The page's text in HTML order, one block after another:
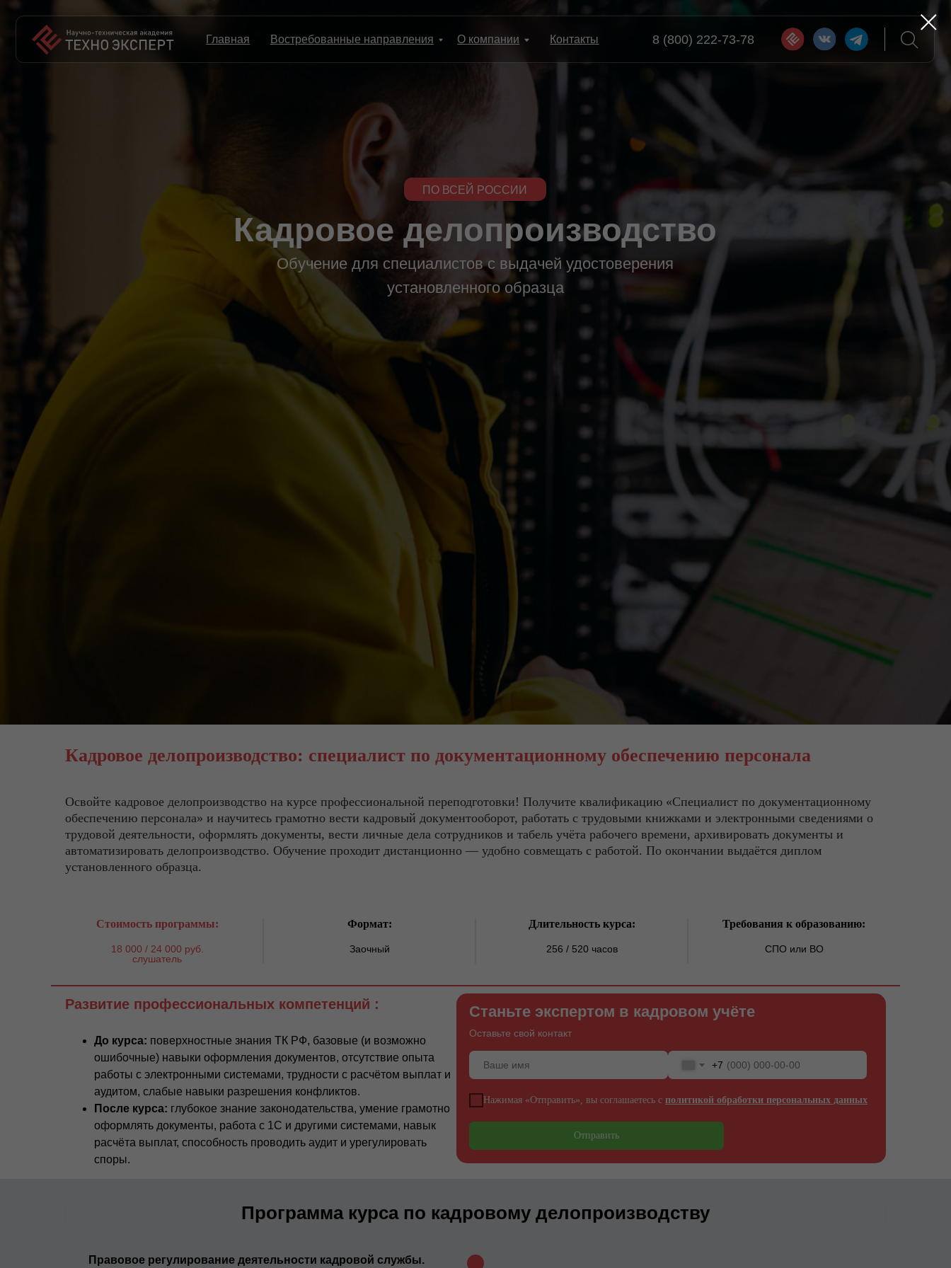
Главная Востребованные направления О компании Контакты 8 (800) 222-73-78
Кадровое делопроизводство
ПО ВСЕЙ РОССИИ
Обучение для специалистов с выдачей удостоверения
установленного образца
Кадровое делопроизводство: специалист по документационному обеспечению персонала
Освойте кадровое делопроизводство на курсе профессиональной переподготовки! Получите квалификацию «Специалист по документационному
обеспечению персонала» и научитесь грамотно вести кадровый документооборот, работать с трудовыми книжками и электронными сведениями о
трудовой деятельности, оформлять документы, вести личные дела сотрудников и табель учёта рабочего времени, архивировать документы и
автоматизировать делопроизводство. Обучение проходит дистанционно — удобно совмещать с работой. По окончании выдаётся диплом
установленного образца.
Стоимость программы:
18 000 / 24 000 руб.
слушатель
Формат:
Заочный
Длительность курса:
256 / 520 часов
Требования к образованию:
СПО или ВО
Станьте экспертом в кадровом учёте
Оставьте свой контакт
+7
Нажимая «Отправить», вы соглашаетесь с политикой обработки персональных данных
Отправить
До курса: поверхностные знания ТК РФ, базовые (и возможно
ошибочные) навыки оформления документов, отсутствие опыта
работы с электронными системами, трудности с расчётом выплат и
аудитом, слабые навыки разрешения конфликтов.
После курса: глубокое знание законодательства, умение грамотно
оформлять документы, работа с 1С и другими системами, навык
расчёта выплат, способность проводить аудит и урегулировать
споры.
Развитие профессиональных компетенций :
Программа курса по кадровому делопроизводству
Правовое регулирование деятельности кадровой службы.